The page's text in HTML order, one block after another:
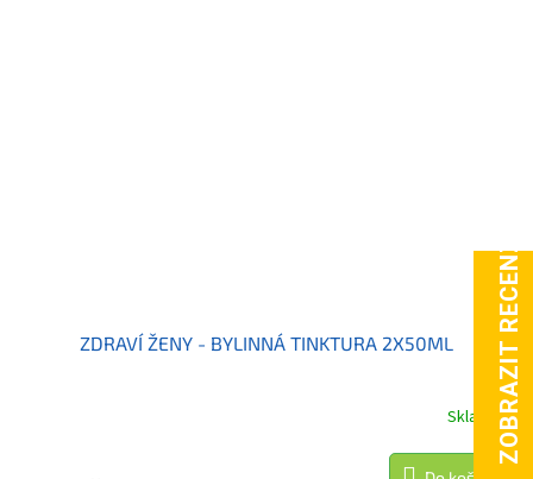
ZDRAVÍ ŽENY - BYLINNÁ TINKTURA 2X50ML
Skladem